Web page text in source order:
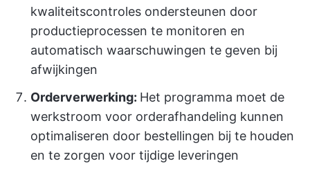
kwaliteitscontroles ondersteunen door
productieprocessen te monitoren en
automatisch waarschuwingen te geven bij
afwijkingen
Orderverwerking: Het programma moet de
werkstroom voor orderafhandeling kunnen
optimaliseren door bestellingen bij te houden
en te zorgen voor tijdige leveringen